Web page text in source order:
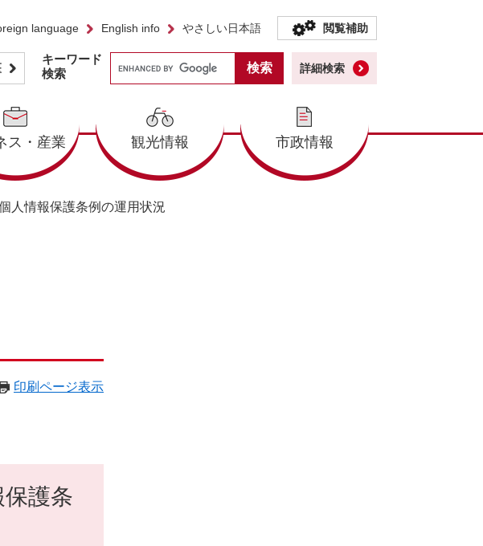
language English info やさしい日本語 閲覧補助
ス・産業 観光情報 市政情報
キーワード
検索
詳細検索
人情報保護条例の運用状況
印刷ページ表示
護条